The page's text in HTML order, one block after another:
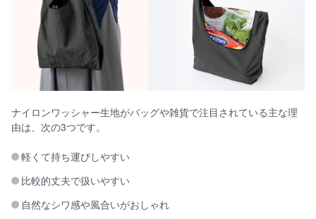
ナイロンワッシャー生地がバッグや雑貨で注目されている主な理
由は、次の3つです。
軽くて持ち運びしやすい
比較的丈夫で扱いやすい
自然なシワ感や風合いがおしゃれ